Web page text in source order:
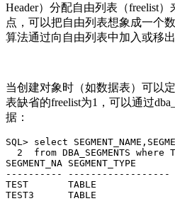
Header）分配自由列表（freelist
点，可以把自由列表想象成一个
算法通过向自由列表中加入或移
当创建对象时（如数据表）可以
表缺省的freelist为1，可以通过
据：
SQL> select
2  from DBA_SEGMENTS where
SEGMENT_NA SEGMENT_TYPE
---------- ------------------
TEST       TABLE
TEST3      TABLE